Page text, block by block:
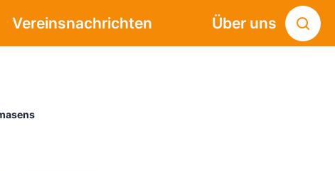
Vereinsnachrichten Über uns